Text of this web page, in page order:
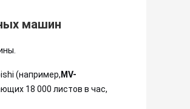
машин
(например,MV-
18 000 листов в час,